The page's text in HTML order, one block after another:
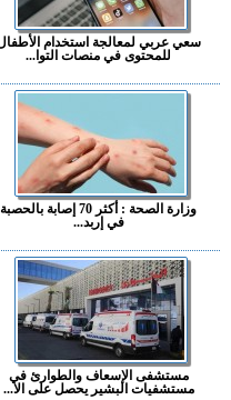
سعي عربي لمعالجة استخدام
للمحتوى في منصات التوا...
وزارة الصحة : أكثر 70 إصابة بالحصبة
في إربد...
مستشفى الإسعاف والطوارئ في
مستشفيات البشير يحصل على الا...